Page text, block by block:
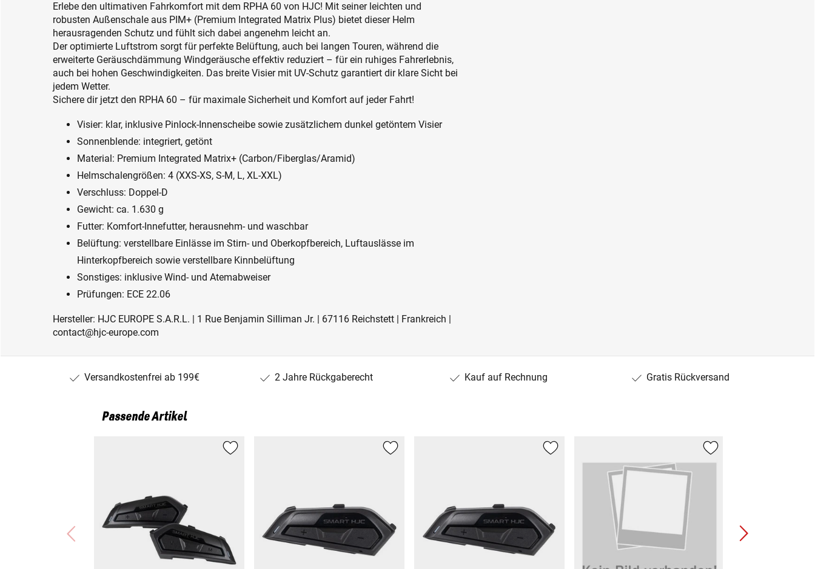
Erlebe den ultimativen Fahrkomfort mit dem RPHA 60 von HJC! Mit seiner leichten und
robusten Außenschale aus PIM+ (Premium Integrated Matrix Plus) bietet dieser Helm
herausragenden Schutz und fühlt sich dabei angenehm leicht an.
Der optimierte Luftstrom sorgt für perfekte Belüftung, auch bei langen Touren, während die
erweiterte Geräuschdämmung Windgeräusche effektiv reduziert – für ein ruhiges Fahrerlebnis,
auch bei hohen Geschwindigkeiten. Das breite Visier mit UV-Schutz garantiert dir klare Sicht bei
jedem Wetter.
Sichere dir jetzt den RPHA 60 – für maximale Sicherheit und Komfort auf jeder Fahrt!
Visier: klar, inklusive Pinlock-Innenscheibe sowie zusätzlichem dunkel getöntem Visier
Sonnenblende: integriert, getönt
Material: Premium Integrated Matrix+ (Carbon/Fiberglas/Aramid)
Helmschalengrößen: 4 (XXS-XS, S-M, L, XL-XXL)
Verschluss: Doppel-D
Gewicht: ca. 1.630 g
Futter: Komfort-Innefutter, herausnehm- und waschbar
Belüftung: verstellbare Einlässe im Stirn- und Oberkopfbereich, Luftauslässe im
Hinterkopfbereich sowie verstellbare Kinnbelüftung
Sonstiges: inklusive Wind- und Atemabweiser
Prüfungen: ECE 22.06
Hersteller: HJC EUROPE S.A.R.L. | 1 Rue Benjamin Silliman Jr. | 67116 Reichstett | Frankreich |
contact@hjc-europe.com
Versandkostenfrei ab 199€ 2 Jahre Rückgaberecht Kauf auf Rechnung Gratis Rückversand
Passende Artikel